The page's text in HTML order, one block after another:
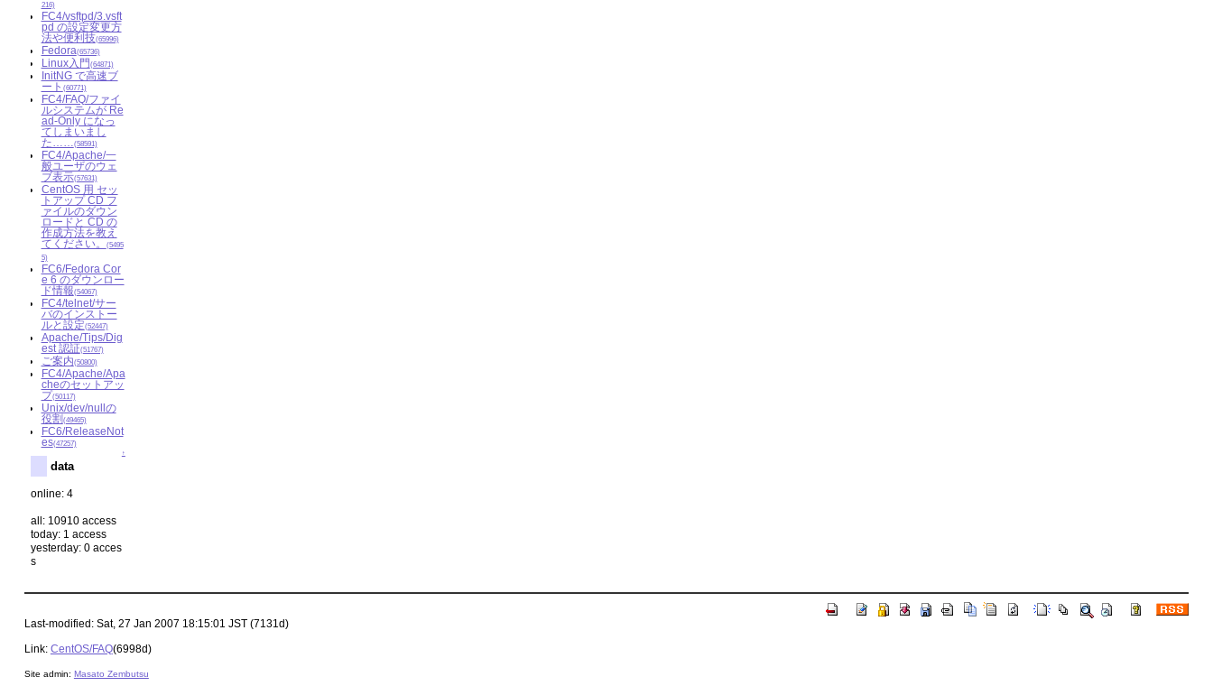
216)
FC4/vsftpd/3.vsft
pd の設定変更方
法や便利技(65996)
Fedora(65736)
Linux入門 (64871)
InitNG で高速ブ
ート (60771)
FC4/FAQ/ファイ
ルシステムが Re
ad-Only になっ
てしまいまし
た……
(58591)
FC4/Apache/一
般ユーザのウェ
ブ表示(57631)
CentOS 用 セッ
トアップ CD フ
ァイルのダウン
ロードと CD の
作成方法を教え
てください。
(5495
5)
FC6/Fedora Cor
e 6 のダウンロー
ド情報(54067)
FC4/telnet/サー
バのインストー
ルと設定(52447)
Apache/Tips/Dig
est 認証(51767)
ご案内(50800)
FC4/Apache/Apa
cheのセットアッ
プ(50117)
Unix/dev/nullの
役割 (49465)
FC6/ReleaseNot
es(47257)
↑
data
online: 4
all: 10910 access
today: 1 access
yesterday: 0 acces
s
Last-modified: Sat, 27 Jan 2007 18:15:01 JST (7131d)
Link: CentOS/FAQ(6998d)
Site admin: Masato Zembutsu